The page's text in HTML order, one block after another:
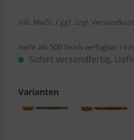
inkl. MwSt. / ggf. zzgl.
mehr als 500 Stück verfügbar /
Sofort versandfertig,
Varianten